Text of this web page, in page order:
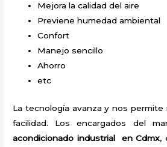
Mejora la calidad del aire
Previene humedad ambiental
Confort
Manejo sencillo
Ahorro
etc
La tecnología avanza y nos permite
facilidad. Los encargados del
acondicionado industrial en Cdmx,